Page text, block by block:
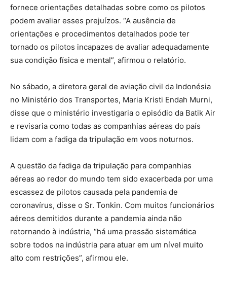
fornece orientações detalhadas sobre como os pilotos
podem avaliar esses prejuízos. “A ausência de
orientações e procedimentos detalhados pode ter
tornado os pilotos incapazes de avaliar adequadamente
sua condição física e mental”, afirmou o relatório.
No sábado, a diretora geral de aviação civil da Indonésia
no Ministério dos Transportes, Maria Kristi Endah Murni,
disse que o ministério investigaria o episódio da Batik Air
e revisaria como todas as companhias aéreas do país
lidam com a fadiga da tripulação em voos noturnos.
A questão da fadiga da tripulação para companhias
aéreas ao redor do mundo tem sido exacerbada por uma
escassez de pilotos causada pela pandemia de
coronavírus, disse o Sr. Tonkin. Com muitos funcionários
aéreos demitidos durante a pandemia ainda não
retornando à indústria, “há uma pressão sistemática
sobre todos na indústria para atuar em um nível muito
alto com restrições”, afirmou ele.